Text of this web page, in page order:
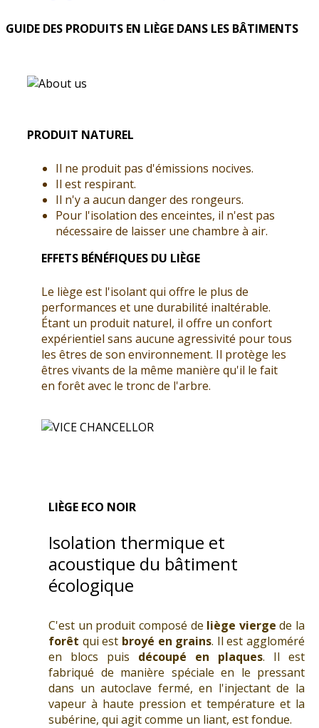
GUIDE DES PRODUITS EN LIÈGE DANS LES BÂTIMENTS
PRODUIT NATUREL
Il ne produit pas d'émissions nocives.
Il est respirant.
Il n'y a aucun danger des rongeurs.
Pour l'isolation des enceintes, il n'est pas
nécessaire de laisser une chambre à air.
EFFETS BÉNÉFIQUES DU LIÈGE
Le liège est l'isolant qui offre le plus de
performances et une durabilité inaltérable.
Étant un produit naturel, il offre un confort
expérientiel sans aucune agressivité pour tous
les êtres de son environnement. Il protège les
êtres vivants de la même manière qu'il le fait
en forêt avec le tronc de l'arbre.
LIÈGE ECO NOIR
Isolation thermique et
acoustique du bâtiment
écologique
C'est un produit composé de liège vierge de la
forêt qui est broyé en grains. Il est aggloméré
en blocs puis découpé en plaques. Il est
fabriqué de manière spéciale en le pressant
dans un autoclave fermé, en l'injectant de la
vapeur à haute pression et température et la
subérine, qui agit comme un liant, est fondue.